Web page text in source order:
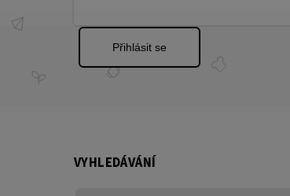
Přihlásit se
VYHLEDÁVÁNÍ